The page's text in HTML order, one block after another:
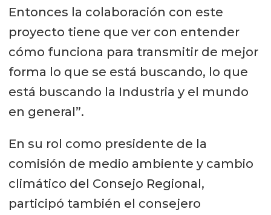
Entonces la colaboración con este
proyecto tiene que ver con entender
cómo funciona para transmitir de mejor
forma lo que se está buscando, lo que
está buscando la Industria y el mundo
en general”.
En su rol como presidente de la
comisión de medio ambiente y cambio
climático del Consejo Regional,
participó también el consejero